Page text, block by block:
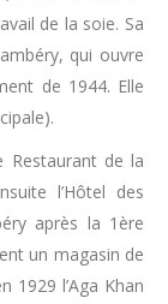
de la soie. Sa
qui ouvre
de 1944. Elle
Restaurant de la
l’Hôtel des
après la 1ère
un magasin de
1929 l’Aga Khan